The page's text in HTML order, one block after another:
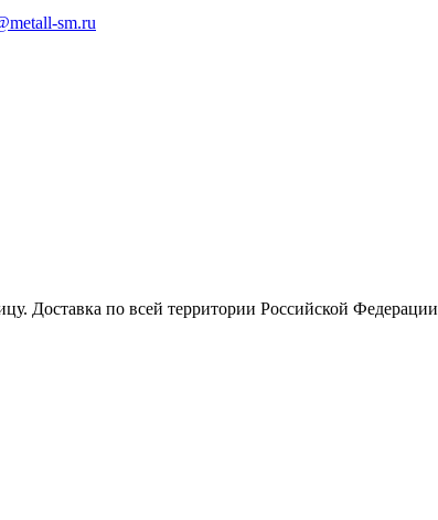
sm.ru
Доставка по всей территории Российской Федерации